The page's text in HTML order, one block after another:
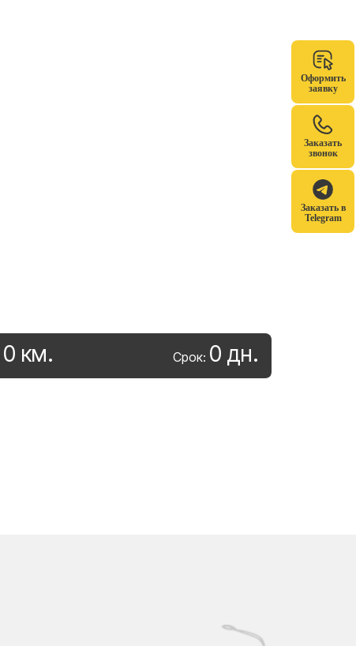
Оформить
заявку
Заказать
звонок
Заказать в
Telegram
0 км. Срок: 0 дн.